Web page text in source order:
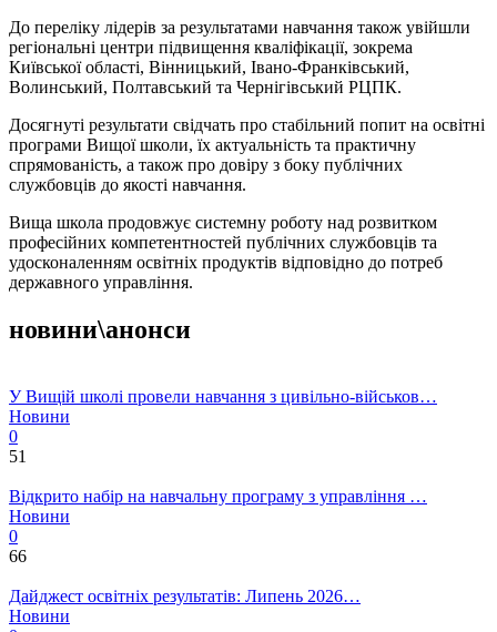
До переліку лідерів за результатами навчання також увійшли
регіональні центри підвищення кваліфікації, зокрема
Київської області, Вінницький, Івано-Франківський,
Волинський, Полтавський та Чернігівський РЦПК.
Досягнуті результати свідчать про стабільний попит на освітні
програми Вищої школи, їх актуальність та практичну
спрямованість, а також про довіру з боку публічних
службовців до якості навчання.
Вища школа продовжує системну роботу над розвитком
професійних компетентностей публічних службовців та
удосконаленням освітніх продуктів відповідно до потреб
державного управління.
новини\анонси
У Вищій школі провели навчання з цивільно-військов…
Новини
0
51
Відкрито набір на навчальну програму з управління …
Новини
0
66
Дайджест освітніх результатів: Липень 2026…
Новини